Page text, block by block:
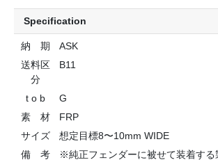
Specification
納 期
ASK
送料区
分
B11
t o b
G
素 材
FRP
サイズ
想定目標8〜10mm WIDE
備 考
※純正フェンダーに被せて装着する